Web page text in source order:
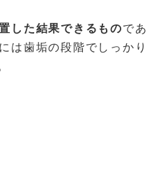
した結果できるものであ
は歯垢の段階でしっかり